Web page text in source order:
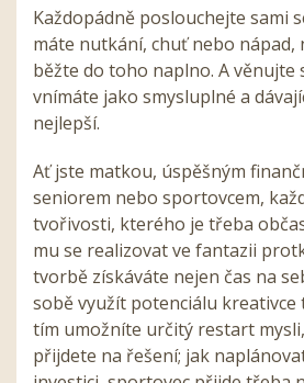
Každopádně poslouchejte sami
máte nutkání, chuť nebo nápad,
běžte do toho naplno. A věnujte
vnímáte jako smysluplné a
nejlepší.
Ať jste matkou, úspěšným
seniorem nebo sportovcem,
tvořivosti, kterého je třeba
mu se realizovat ve fantazii
tvorbě získáváte nejen čas na
sobě využít potenciálu kreativce
tím umožníte určitý restart
přijdete na řešení; jak